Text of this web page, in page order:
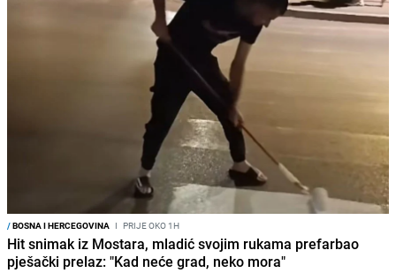
/BOSNA I HERCEGOVINA I PRIJE OKO 1H
Hit snimak iz Mostara, mladić svojim rukama prefarbao
pješački prelaz: "Kad neće grad, neko mora"